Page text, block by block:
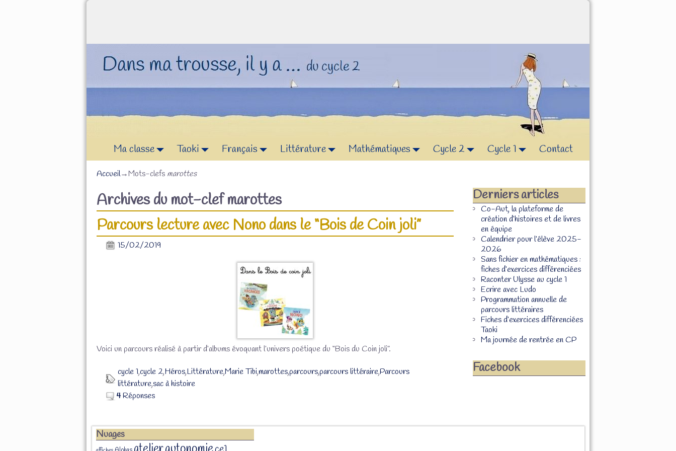
Ma classe Taoki Français Littérature Mathématiques Cycle 2 Cycle 1 Contact
Accueil→Mots-clefs marottes
Archives du mot-clefmarottes
Parcours lecture avec Nono dans le “Bois de Coin joli”
15/02/2019
Voici un parcours réalisé à partir d’albums évoquant l’univers poétique du “Bois du Coin joli”.
cycle 1,cycle 2,Héros,Littérature,Marie Tibi,marottes,parcours,parcours littéraire,Parcours
littérature,sac à histoire
4Réponses
Derniers articles
Co-Aut, la plateforme de
création d’histoires et de livres
en équipe
Calendrier pour l’élève 2025-
2026
Sans fichier en mathématiques :
fiches d’exercices différenciées
Raconter Ulysse au cycle 1
Ecrire avec Ludo
Programmation annuelle de
parcours littéraires
Fiches d’exercices différenciées
Taoki
Ma journée de rentrée en CP
Facebook
Nuages